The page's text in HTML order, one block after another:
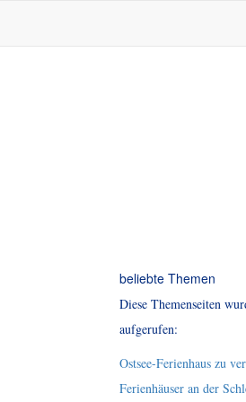
beliebte Themen
Diese Themenseiten
aufgerufen:
Ostsee-Ferienhaus zu
Ferienhäuser an der